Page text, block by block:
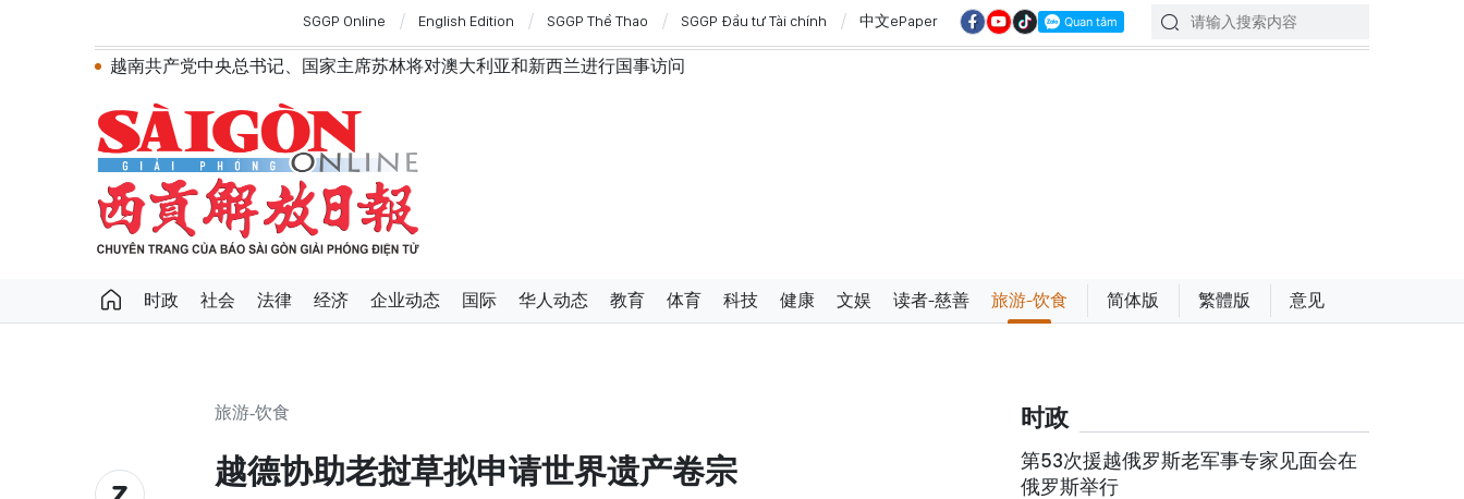
SGGP Online English Edition SGGP Thể Thao SGGP Đầu tư Tài chính 中文ePaper
越南共产党中央总书记、国家主席苏林将对澳大利亚和新西兰进行国事访问
越南政府总理黎明兴会见马来西亚国防部长
党中央总书记、国家主席苏林：越南与马来西亚关系日益活跃
党中央总书记、国家主席苏林：建设一部科学严谨、简明精炼、便于执行且具有长远生命力的党章
苏林总书记、国家主席会见东盟国家驻河内使节：共同建设团结、自强的东盟共同体
越南国会常务委员会会议：提交国会审议通过设立广宁市和北宁市《决议》
政府总理黎明兴：外交部门为构建有利于发展的对外格局作出贡献
越南第十六届国会第一次非常规会议：主动防范传统与非传统安全威胁
越南政府总理黎明兴：抓紧完善落实党中央三中全会《决议》的行动计划
第十六届国会第一次非常规会议：大力减少有条件的经营行业
时政 社会 法律 经济 企业动态 国际 华人动态 教育 体育 科技 健康 文娱 读者-慈善 旅游-饮食 简体版 繁體版 意见
旅游-饮食
越德协助老挝草拟申请世界遗产卷宗
时政
第53次援越俄罗斯老军事专家见面会在
俄罗斯举行